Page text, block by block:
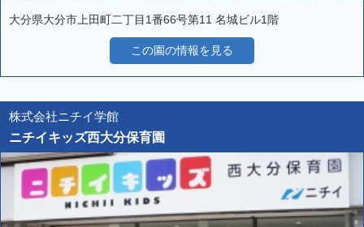
大分県大分市上田町二丁目1番66号第11 名城ビル1階
この園の情報を見る
株式会社ニチイ学館
ニチイキッズ西大分保育園